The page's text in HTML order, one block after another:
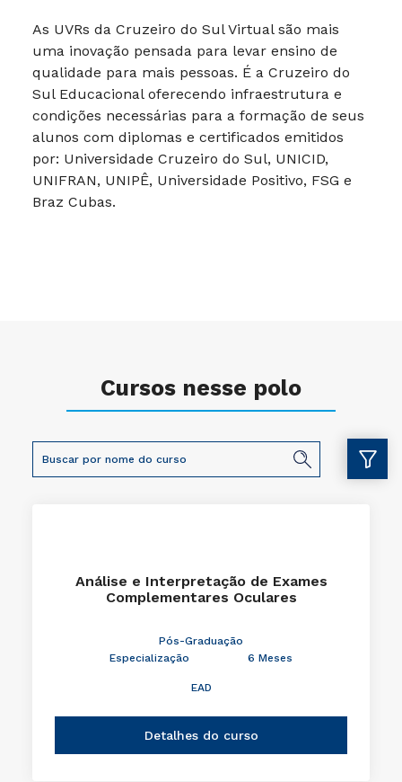
As UVRs da Cruzeiro do Sul Virtual são mais
uma inovação pensada para levar ensino de
qualidade para mais pessoas. É a Cruzeiro do
Sul Educacional oferecendo infraestrutura e
condições necessárias para a formação de seus
alunos com diplomas e certificados emitidos
por: Universidade Cruzeiro do Sul, UNICID,
UNIFRAN, UNIPÊ, Universidade Positivo, FSG e
Braz Cubas.
Cursos nesse polo
Análise e Interpretação de Exames
Complementares Oculares
Pós-Graduação
Especialização
6 Meses
EAD
Detalhes do curso